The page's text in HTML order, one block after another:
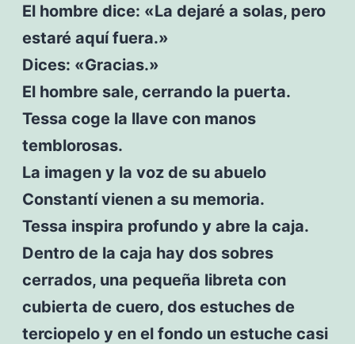
El hombre dice: «La dejaré a solas, pero
estaré aquí fuera.»
Dices: «Gracias.»
El hombre sale, cerrando la puerta.
Tessa coge la llave con manos
temblorosas.
La imagen y la voz de su abuelo
Constantí vienen a su memoria.
Tessa inspira profundo y abre la caja.
Dentro de la caja hay dos sobres
cerrados, una pequeña libreta con
cubierta de cuero, dos estuches de
terciopelo y en el fondo un estuche casi